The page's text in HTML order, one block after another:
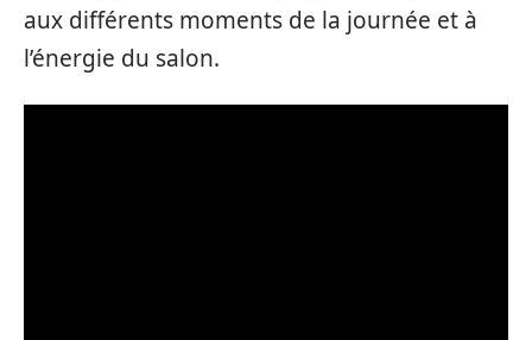
aux différents moments de la journée et à
l’énergie du salon.